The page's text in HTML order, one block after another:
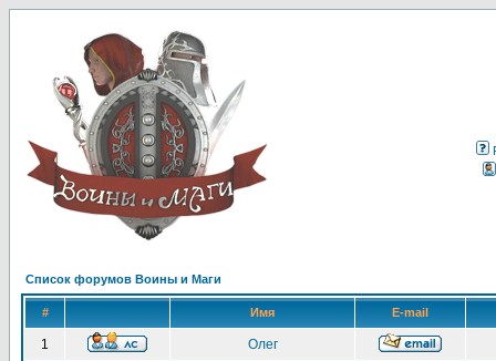
Список форумов Воины и Маги
# Имя E-mail
1 Олег